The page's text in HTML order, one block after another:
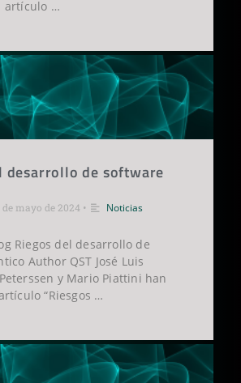
artículo …
desarrollo de software
de mayo de 2024 • Noticias
Riegos del desarrollo de
Author QST José Luis
y Mario Piattini han
“Riesgos …